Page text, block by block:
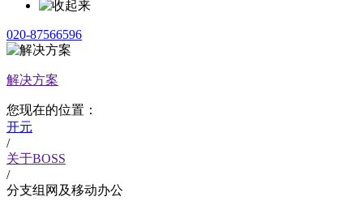
020-87566596
解决方案
您现在的位置：
开元
/
关于BOSS
/
分支组网及移动办公